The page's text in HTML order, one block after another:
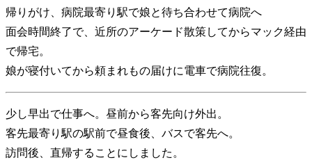
帰りがけ、病院最寄り駅で娘と待ち合わせて病院へ
面会時間終了で、近所のアーケード散策してからマック経由
で帰宅。
娘が寝付いてから頼まれもの届けに電車で病院往復。
少し早出で仕事へ。昼前から客先向け外出。
客先最寄り駅の駅前で昼食後、バスで客先へ。
訪問後、直帰することにしました。